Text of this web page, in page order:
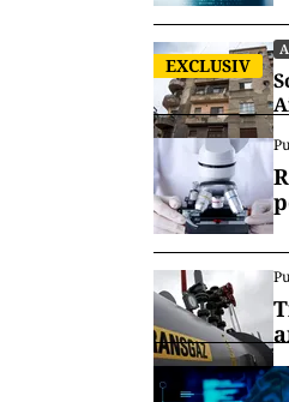
EXCLUSIV